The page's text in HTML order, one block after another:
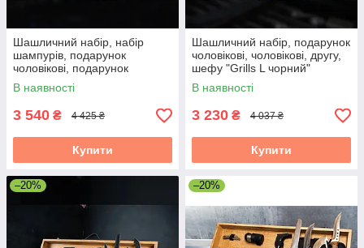
Шашличний набір, набір
шампурів, подарунок
чоловікові, подарунок
чоловікові "Grills G6"
В наявності
3 540 ₴ 4 425 ₴
Купити
Шашличний набір, подарунок
чоловікові, чоловікові, другу,
шефу "Grills L чорний"
В наявності
3 230 ₴ 4 037 ₴
Купити
–20% –20%